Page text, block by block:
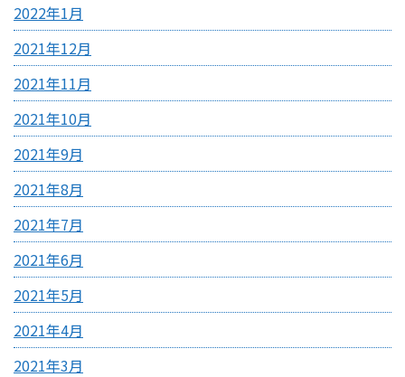
2022年1月
2021年12月
2021年11月
2021年10月
2021年9月
2021年8月
2021年7月
2021年6月
2021年5月
2021年4月
2021年3月